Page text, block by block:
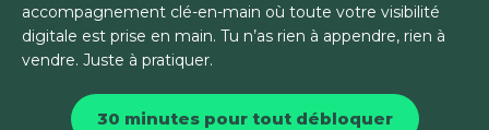
accompagnement clé-en-main où toute votre visibilité
digitale est prise en main. Tu n’as rien à appendre, rien à
vendre. Juste à pratiquer.
30 minutes pour tout débloquer